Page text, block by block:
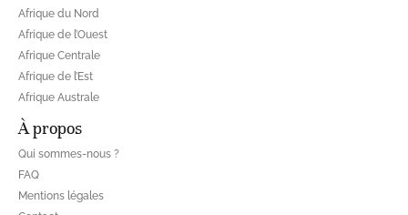
Afrique du Nord
Afrique de l’Ouest
Afrique Centrale
Afrique de l’Est
Afrique Australe
À propos
Qui sommes-nous ?
FAQ
Mentions légales